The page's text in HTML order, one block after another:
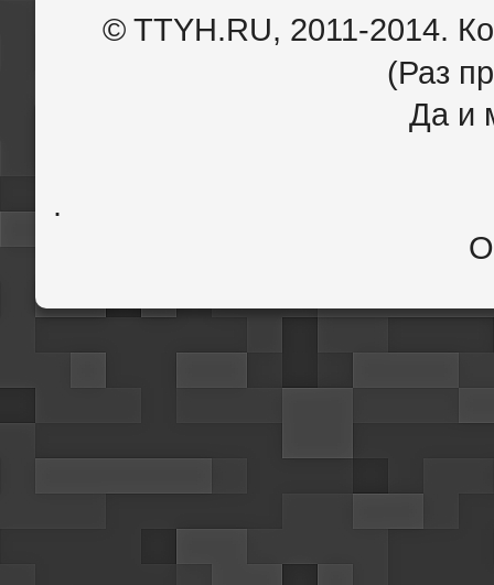
© TTYH.RU, 2011-2014.
(Раз
Да и
.